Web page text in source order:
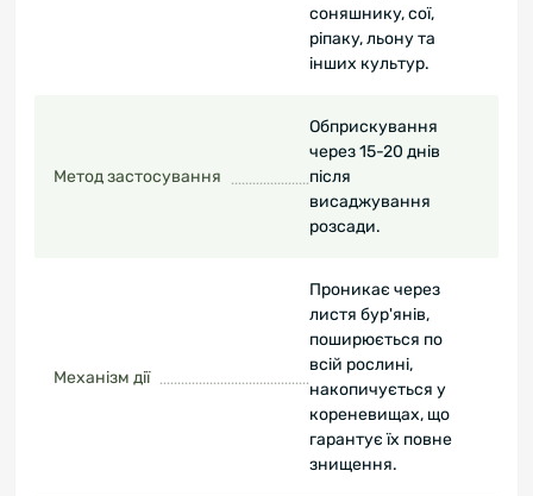
соняшнику, сої,
ріпаку, льону та
інших культур.
Метод застосування
Обприскування
через 15-20 днів
після
висаджування
розсади.
Механізм дії
Проникає через
листя бур'янів,
поширюється по
всій рослині,
накопичується у
кореневищах, що
гарантує їх повне
знищення.